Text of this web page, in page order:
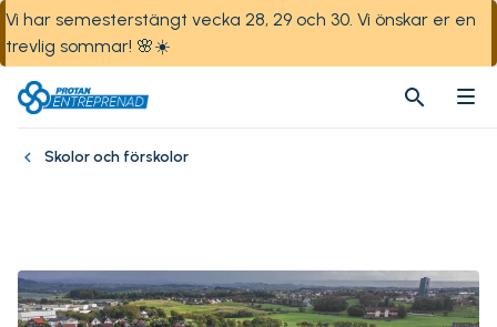
Vi har semesterstängt vecka 28, 29 och 30. Vi önskar er en
trevlig sommar! 🌸☀️
search
search
Skolor och förskolor